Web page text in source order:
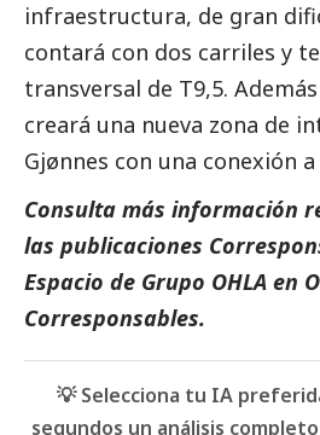
infraestructura, de gran
contará con dos carriles y
transversal de T9,5.
creará una nueva zona de
Gjønnes con una conexión
Consulta más información
las publicaciones
Espacio de Grupo OHLA en
Corresponsables.
💡 Selecciona tu IA
segundos un análisis